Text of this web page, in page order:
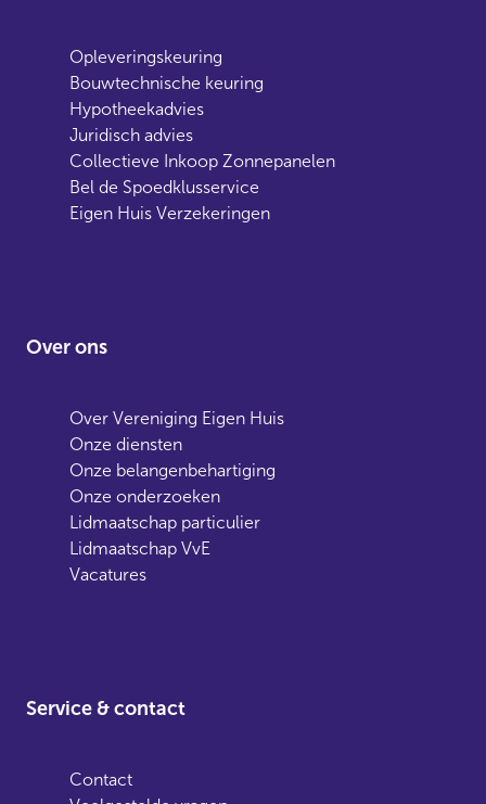
Opleveringskeuring
Bouwtechnische keuring
Hypotheekadvies
Juridisch advies
Collectieve Inkoop Zonnepanelen
Bel de Spoedklusservice
Eigen Huis Verzekeringen
Over ons
Over Vereniging Eigen Huis
Onze diensten
Onze belangenbehartiging
Onze onderzoeken
Lidmaatschap particulier
Lidmaatschap VvE
Vacatures
Service & contact
Contact